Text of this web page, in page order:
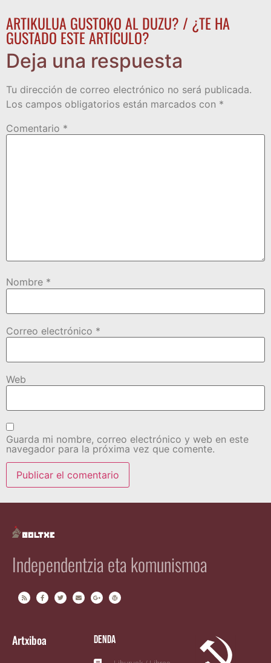
ARTIKULUA GUSTOKO AL DUZU? / ¿TE HA
GUSTADO ESTE ARTÍCULO?
Deja una respuesta
Tu dirección de correo electrónico no será publicada.
Los campos obligatorios están marcados con *
Comentario *
Nombre *
Correo electrónico *
Web
Guarda mi nombre, correo electrónico y web en este
navegador para la próxima vez que comente.
Independentzia eta komunismoa
Artxiboa Denda